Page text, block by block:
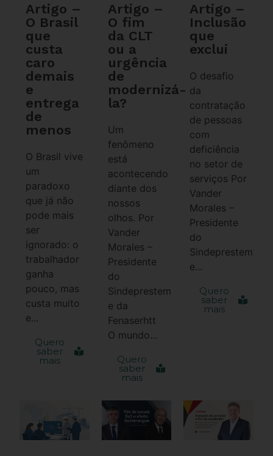
Artigo –
O Brasil
que
custa
caro
demais
e
entrega
de
menos
O Brasil vive
um
paradoxo
que já não
pode mais
ser
ignorado: o
trabalhador
ganha
pouco, mas
custa muito
e...
Quero
saber
mais
Artigo –
O fim
da CLT
ou a
urgência
de
modernizá-
la?
Um
fenômeno
está
acontecendo
diante dos
nossos
olhos. Por
Vander
Morales –
Presidente
do
Sindeprestem
e da
Fenaserhtt
O mundo...
Quero
saber
mais
Artigo –
Inclusão
que
exclui
O desafio
da
contratação
de pessoas
com
deficiência
no setor de
serviços Por
Vander
Morales –
Presidente
do
Sindeprestem
e...
Quero
saber
mais